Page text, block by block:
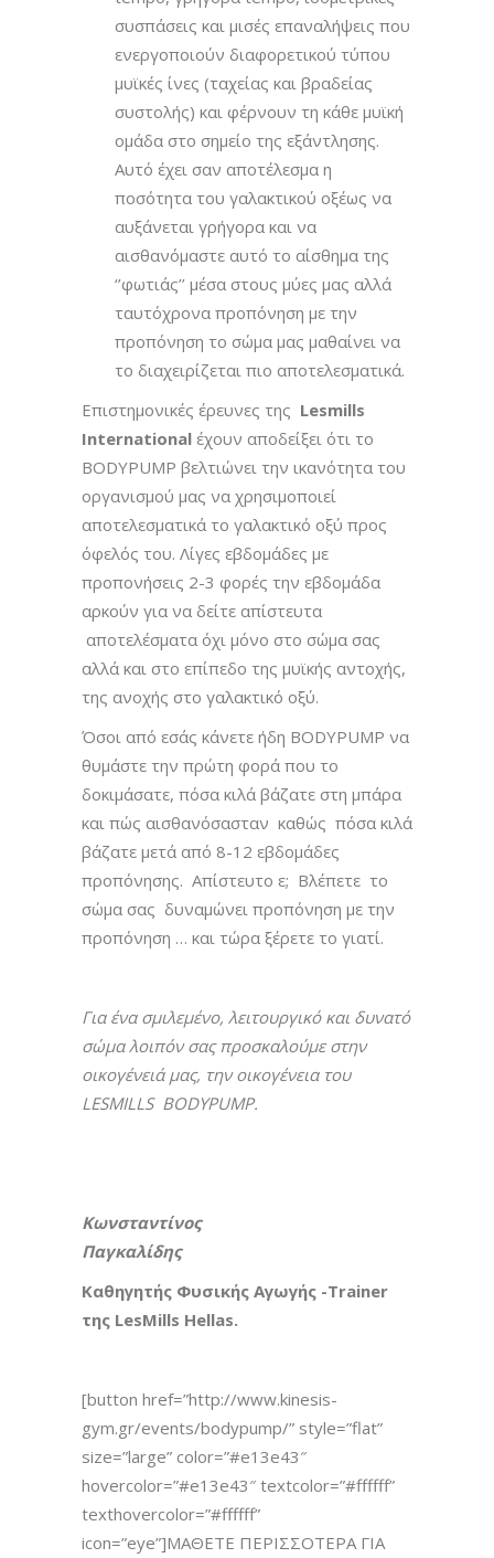
συσπάσεις και μισές επαναλήψεις που
ενεργοποιούν διαφορετικού τύπου
μυϊκές ίνες (ταχείας και βραδείας
συστολής) και φέρνουν τη κάθε μυϊκή
ομάδα στο σημείο της εξάντλησης.
Αυτό έχει σαν αποτέλεσμα η
ποσότητα του γαλακτικού οξέως να
αυξάνεται γρήγορα και να
αισθανόμαστε αυτό το αίσθημα της
‘’φωτιάς’’ μέσα στους μύες μας αλλά
ταυτόχρονα προπόνηση με την
προπόνηση το σώμα μας μαθαίνει να
το διαχειρίζεται πιο αποτελεσματικά.
Επιστημονικές έρευνες της Lesmills
International έχουν αποδείξει ότι το
BODYPUMP βελτιώνει την ικανότητα του
οργανισμού μας να χρησιμοποιεί
αποτελεσματικά το γαλακτικό οξύ προς
όφελός του. Λίγες εβδομάδες με
προπονήσεις 2-3 φορές την εβδομάδα
αρκούν για να δείτε απίστευτα
αποτελέσματα όχι μόνο στο σώμα σας
αλλά και στο επίπεδο της μυϊκής αντοχής,
της ανοχής στο γαλακτικό οξύ.
Όσοι από εσάς κάνετε ήδη BODYPUMP να
θυμάστε την πρώτη φορά που το
δοκιμάσατε, πόσα κιλά βάζατε στη μπάρα
και πώς αισθανόσασταν καθώς πόσα κιλά
βάζατε μετά από 8-12 εβδομάδες
προπόνησης. Απίστευτο ε; Βλέπετε το
σώμα σας δυναμώνει προπόνηση με την
προπόνηση … και τώρα ξέρετε το γιατί.
Για ένα σμιλεμένο, λειτουργικό και δυνατό
σώμα λοιπόν σας προσκαλούμε στην
οικογένειά μας, την οικογένεια του
LESMILLS BODYPUMP.
Κωνσταντίνος
Παγκαλίδης
Καθηγητής Φυσικής Αγωγής -Τrainer
της LesMills Hellas.
[button href=”http://www.kinesis-
gym.gr/events/bodypump/” style=”flat”
size=”large” color=”#e13e43″
hovercolor=”#e13e43″ textcolor=”#ffffff”
texthovercolor=”#ffffff”
icon=”eye”]ΜΑΘΕΤΕ ΠΕΡΙΣΣΟΤΕΡΑ ΓΙΑ